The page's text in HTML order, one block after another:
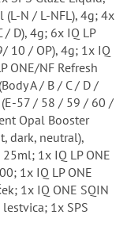
(L-N / L-NFL), 4g; 4x
/ D), 4g; 6x IQ LP
10 / OP), 4g; 1x IQ
ONE/NF Refresh
A / B / C / D /
(E-57 / 58 / 59 / 60 /
Opal Booster
dark, neutral),
1x IQ LP ONE
1x IQ LP ONE
1x IQ ONE SQIN
1x SPS